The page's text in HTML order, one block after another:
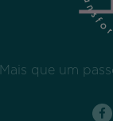
Mais que um